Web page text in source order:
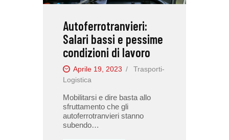
Autoferrotranvieri:
Salari bassi e pessime
condizioni di lavoro
Aprile 19, 2023
Trasporti-
Logistica
Mobilitarsi e dire basta allo
sfruttamento che gli
autoferrotranvieri stanno
subendo…